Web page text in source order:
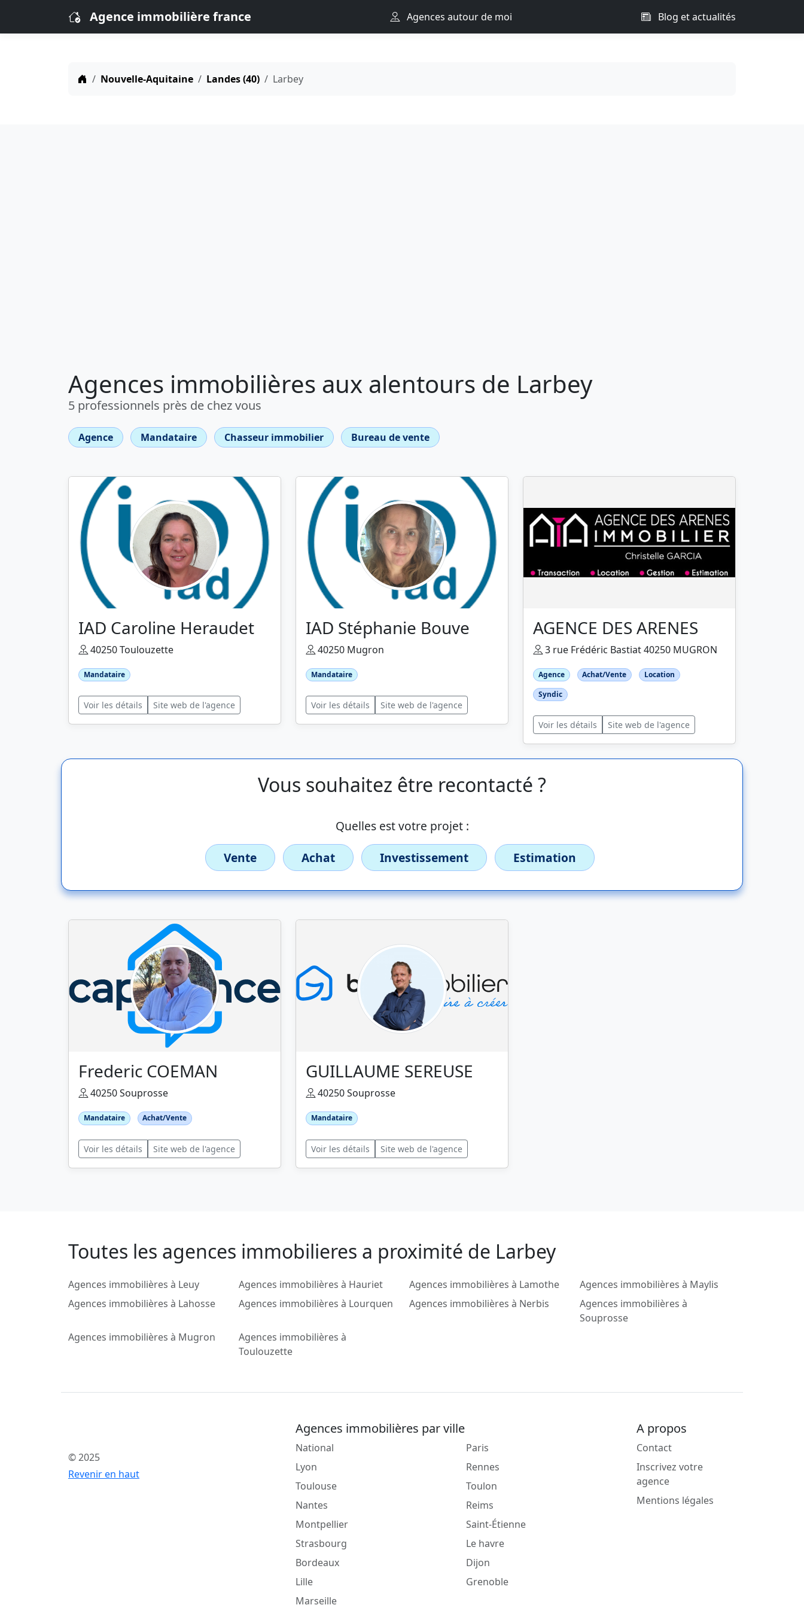
Agence immobilière france Agences autour de moi Blog et actualités
Nouvelle-Aquitaine Landes (40) Larbey
Agences immobilières aux alentours de Larbey
5 professionnels près de chez vous
Agence Mandataire Chasseur immobilier Bureau de vente
IAD Caroline Heraudet
40250 Toulouzette
Mandataire
Voir les détails Site web de l'agence
IAD Stéphanie Bouve
40250 Mugron
Mandataire
Voir les détails Site web de l'agence
AGENCE DES ARENES
3 rue Frédéric Bastiat 40250 MUGRON
Agence Achat/Vente
Location
Syndic
Voir les détails Site web de l'agence
Vous souhaitez être recontacté ?
Quelles est votre projet :
Vente
Achat Investissement Estimation
Frederic COEMAN
40250 Souprosse
Mandataire Achat/Vente
Voir les détails Site web de l'agence
GUILLAUME SEREUSE
40250 Souprosse
Mandataire
Voir les détails Site web de l'agence
Toutes les agences immobilieres a proximité de Larbey
Agences immobilières à Leuy Agences immobilières à Hauriet Agences immobilières à Lamothe
Agences immobilières à Maylis
Agences immobilières à Lahosse
Agences immobilières à Lourquen Agences immobilières à Nerbis
Agences immobilières à
Souprosse
Agences immobilières à Mugron
Agences immobilières à
Toulouzette
© 2025
Revenir en haut
Agences immobilières par ville
National
Lyon
Toulouse
Nantes
Montpellier
Strasbourg
Bordeaux
Lille
Marseille
Paris
Rennes
Toulon
Reims
Saint-Étienne
Le havre
Dijon
Grenoble
A propos
Contact
Inscrivez votre
agence
Mentions légales